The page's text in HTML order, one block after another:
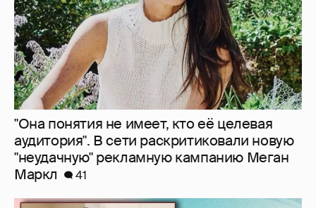
"Она понятия не имеет, кто её целевая
аудитория". В сети раскритиковали новую
"неудачную" рекламную кампанию Меган
Маркл
41